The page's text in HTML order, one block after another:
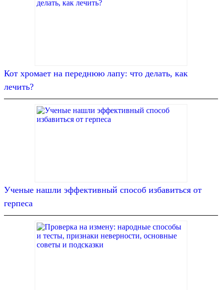
Кот хромает на переднюю лапу: что делать, как
лечить?
Ученые нашли эффективный способ избавиться от
герпеса